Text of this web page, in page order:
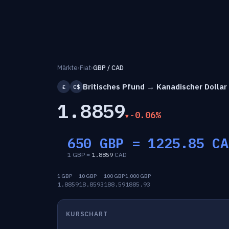
Märkte›Fiat›GBP / CAD
£ C$ Britisches Pfund → Kanadischer Dollar
1.8859 -0.06%
650 GBP =1225.85
1 GBP = 1.8859 CAD
1 GBP
1.8859
10 GBP
18.8593
100 GBP
188.59
1,000 GBP
1885.93
KURSCHART